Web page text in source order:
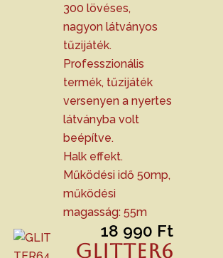
300 lövéses,
nagyon látványos
tűzijáték.
Professzionális
termék, tűzijáték
versenyen a nyertes
látványba volt
beépítve.
Halk effekt.
Működési idő 50mp,
működési
magasság: 55m
18 990 Ft
GLITTER6